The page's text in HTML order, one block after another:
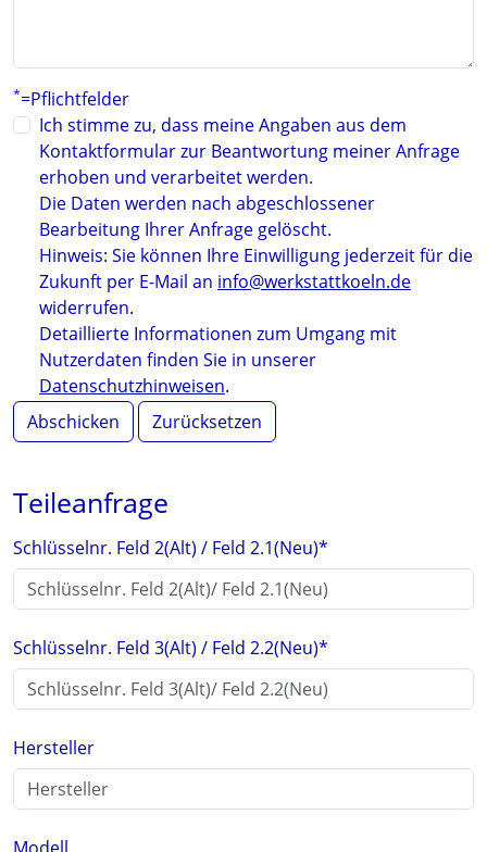
*=Pflichtfelder
Ich stimme zu, dass meine Angaben aus dem
Kontaktformular zur Beantwortung meiner Anfrage
erhoben und verarbeitet werden.
Die Daten werden nach abgeschlossener
Bearbeitung Ihrer Anfrage gelöscht.
Hinweis: Sie können Ihre Einwilligung jederzeit für die
Zukunft per E-Mail an info@werkstattkoeln.de
widerrufen.
Detaillierte Informationen zum Umgang mit
Nutzerdaten finden Sie in unserer
Datenschutzhinweisen.
Abschicken
Zurücksetzen
Teileanfrage
Schlüsselnr. Feld 2(Alt) / Feld 2.1(Neu)*
Schlüsselnr. Feld 3(Alt) / Feld 2.2(Neu)*
Hersteller